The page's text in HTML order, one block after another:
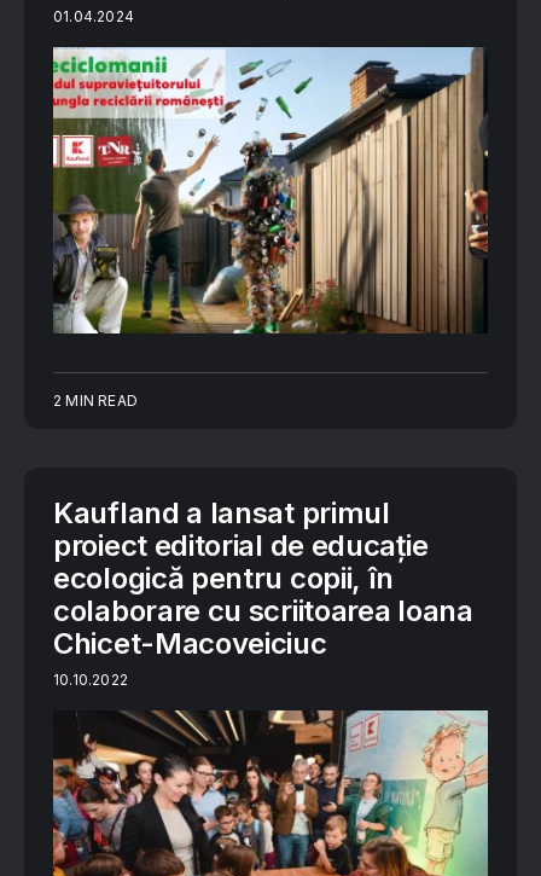
01.04.2024
2 MIN READ
Kaufland a lansat primul
proiect editorial de educație
ecologică pentru copii, în
colaborare cu scriitoarea Ioana
Chicet-Macoveiciuc
10.10.2022